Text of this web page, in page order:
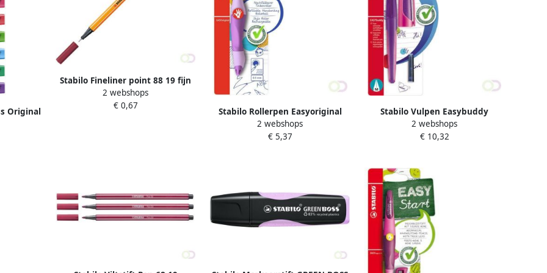
Original
Stabilo Fineliner point 88 19 fijn
heidepaars
2 webshops
€ 0,67
Stabilo Rollerpen Easyoriginal
rechtshandig medium pastel lila
blush blister Ã 1 stuk
2 webshops
€ 5,37
Stabilo Vulpen Easybuddy
rechtshandig medium paars
magenta blister Ã 1 stuk
2 webshops
€ 10,32